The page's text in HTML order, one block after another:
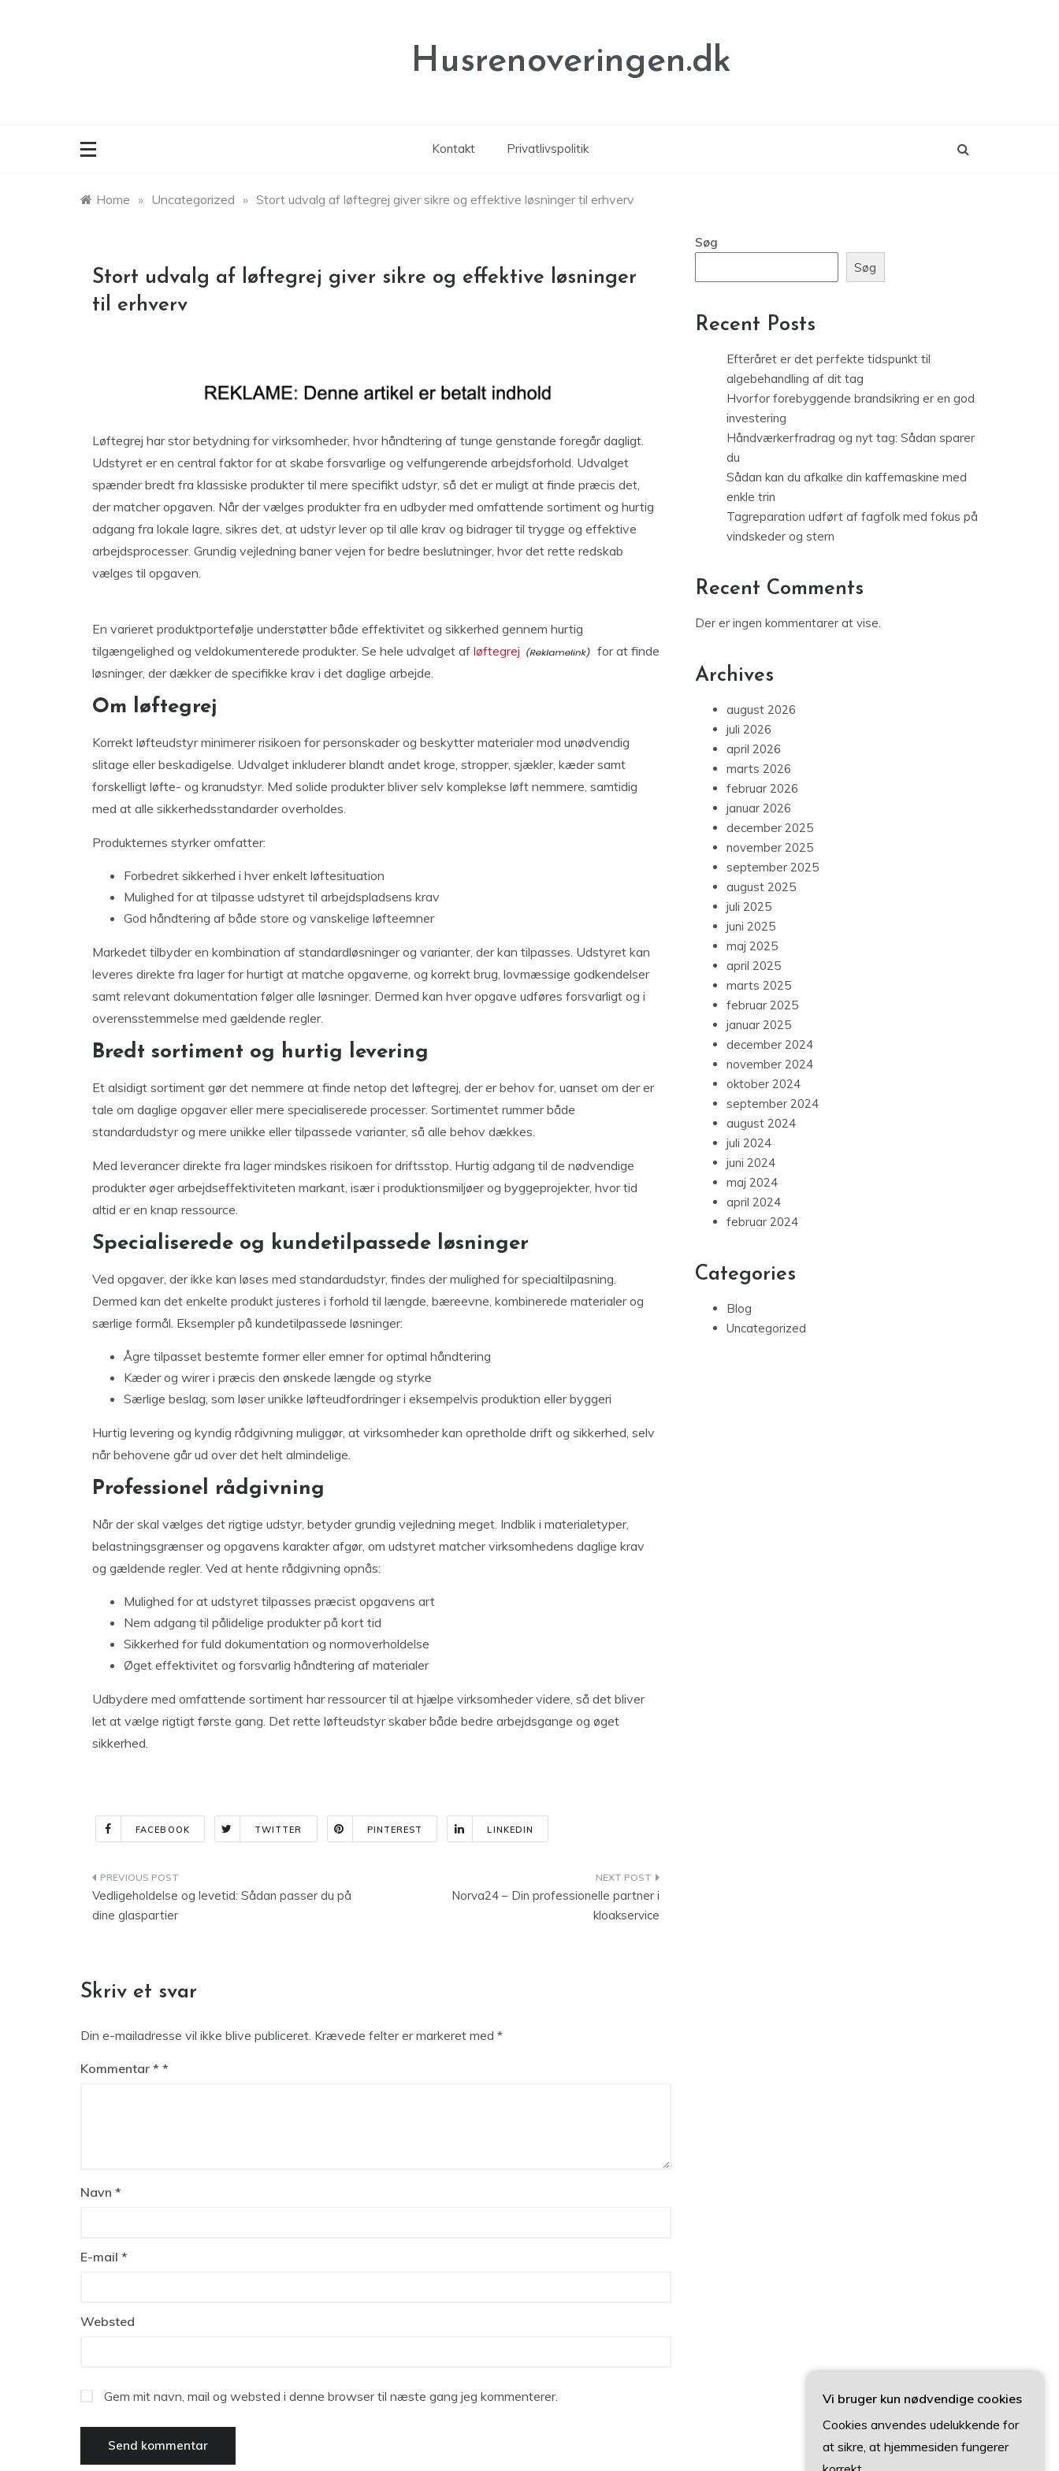
Husrenoveringen.dk
Kontakt Privatlivspolitik
Home » Uncategorized » Stort udvalg af løftegrej giver sikre og effektive løsninger til erhverv
Stort udvalg af løftegrej giver sikre og effektive løsninger
til erhverv
Løftegrej har stor betydning for virksomheder, hvor håndtering af tunge genstande foregår dagligt.
Udstyret er en central faktor for at skabe forsvarlige og velfungerende arbejdsforhold. Udvalget
spænder bredt fra klassiske produkter til mere specifikt udstyr, så det er muligt at finde præcis det,
der matcher opgaven. Når der vælges produkter fra en udbyder med omfattende sortiment og hurtig
adgang fra lokale lagre, sikres det, at udstyr lever op til alle krav og bidrager til trygge og effektive
arbejdsprocesser. Grundig vejledning baner vejen for bedre beslutninger, hvor det rette redskab
vælges til opgaven.
En varieret produktportefølje understøtter både effektivitet og sikkerhed gennem hurtig
tilgængelighed og veldokumenterede produkter. Se hele udvalget af løftegrej
for at finde
løsninger, der dækker de specifikke krav i det daglige arbejde.
Om løftegrej
Korrekt løfteudstyr minimerer risikoen for personskader og beskytter materialer mod unødvendig
slitage eller beskadigelse. Udvalget inkluderer blandt andet kroge, stropper, sjækler, kæder samt
forskelligt løfte- og kranudstyr. Med solide produkter bliver selv komplekse løft nemmere, samtidig
med at alle sikkerhedsstandarder overholdes.
Produkternes styrker omfatter:
Forbedret sikkerhed i hver enkelt løftesituation
Mulighed for at tilpasse udstyret til arbejdspladsens krav
God håndtering af både store og vanskelige løfteemner
Markedet tilbyder en kombination af standardløsninger og varianter, der kan tilpasses. Udstyret kan
leveres direkte fra lager for hurtigt at matche opgaverne, og korrekt brug, lovmæssige godkendelser
samt relevant dokumentation følger alle løsninger. Dermed kan hver opgave udføres forsvarligt og i
overensstemmelse med gældende regler.
Bredt sortiment og hurtig levering
Et alsidigt sortiment gør det nemmere at finde netop det løftegrej, der er behov for, uanset om der er
tale om daglige opgaver eller mere specialiserede processer. Sortimentet rummer både
standardudstyr og mere unikke eller tilpassede varianter, så alle behov dækkes.
Med leverancer direkte fra lager mindskes risikoen for driftsstop. Hurtig adgang til de nødvendige
produkter øger arbejdseffektiviteten markant, især i produktionsmiljøer og byggeprojekter, hvor tid
altid er en knap ressource.
Specialiserede og kundetilpassede løsninger
Ved opgaver, der ikke kan løses med standardudstyr, findes der mulighed for specialtilpasning.
Dermed kan det enkelte produkt justeres i forhold til længde, bæreevne, kombinerede materialer og
særlige formål. Eksempler på kundetilpassede løsninger:
Ågre tilpasset bestemte former eller emner for optimal håndtering
Kæder og wirer i præcis den ønskede længde og styrke
Særlige beslag, som løser unikke løfteudfordringer i eksempelvis produktion eller byggeri
Hurtig levering og kyndig rådgivning muliggør, at virksomheder kan opretholde drift og sikkerhed, selv
når behovene går ud over det helt almindelige.
Professionel rådgivning
Når der skal vælges det rigtige udstyr, betyder grundig vejledning meget. Indblik i materialetyper,
belastningsgrænser og opgavens karakter afgør, om udstyret matcher virksomhedens daglige krav
og gældende regler. Ved at hente rådgivning opnås:
Mulighed for at udstyret tilpasses præcist opgavens art
Nem adgang til pålidelige produkter på kort tid
Sikkerhed for fuld dokumentation og normoverholdelse
Øget effektivitet og forsvarlig håndtering af materialer
Udbydere med omfattende sortiment har ressourcer til at hjælpe virksomheder videre, så det bliver
let at vælge rigtigt første gang. Det rette løfteudstyr skaber både bedre arbejdsgange og øget
sikkerhed.
FACEBOOK TWITTER PINTEREST LINKEDIN
Indlægsnavigation
Vedligeholdelse og levetid: Sådan passer du på
dine glaspartier
Norva24 – Din professionelle partner i
kloakservice
Skriv et svar
Din e-mailadresse vil ikke blive publiceret. Krævede felter er markeret med *
Kommentar *
Navn *
E-mail *
Websted
Gem mit navn, mail og websted i denne browser til næste gang jeg kommenterer.
Søg
Søg
Recent Posts
Efteråret er det perfekte tidspunkt til
algebehandling af dit tag
Hvorfor forebyggende brandsikring er en god
investering
Håndværkerfradrag og nyt tag: Sådan sparer
du
Sådan kan du afkalke din kaffemaskine med
enkle trin
Tagreparation udført af fagfolk med fokus på
vindskeder og stern
Recent Comments
Der er ingen kommentarer at vise.
Archives
august 2026
juli 2026
april 2026
marts 2026
februar 2026
januar 2026
december 2025
november 2025
september 2025
august 2025
juli 2025
juni 2025
maj 2025
april 2025
marts 2025
februar 2025
januar 2025
december 2024
november 2024
oktober 2024
september 2024
august 2024
juli 2024
juni 2024
maj 2024
april 2024
februar 2024
Categories
Blog
Uncategorized
Vi bruger kun nødvendige cookies
Cookies anvendes udelukkende for
at sikre, at hjemmesiden fungerer